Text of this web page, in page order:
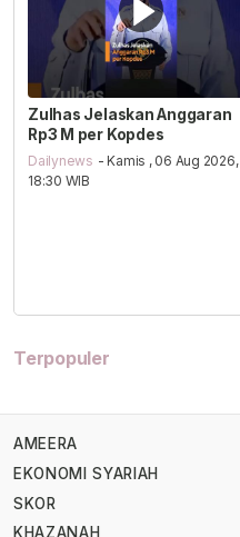
Zulhas Jelaskan Anggaran
Rp3 M per Kopdes
Dailynews - Kamis , 06 Aug 2026,
18:30 WIB
Terpopuler
AMEERA
EKONOMI SYARIAH
SKOR
KHAZANAH